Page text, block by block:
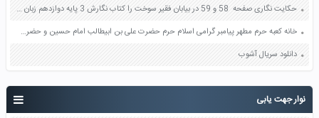
نوار جهت یابی
حکایت نگاری صفحه 58 و 59 در بیابان فقیر سوخت را کتاب نگارش 3 پایه دوازدهم زبان ساده بازنویسی
خانه کعبه حرم مطهر پیامبر گرامی اسلام حرم حضرت علی بن ابیطالب امام حسین و حضرت ابوالفضل در کدام شهرهای کشورهای همسایه قرار دارند ؟ صفحه 99 مطالعات اجتماعی ششم
دانلود سریال آشوب